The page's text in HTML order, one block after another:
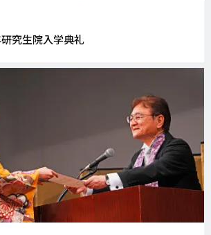
究生院入学典礼